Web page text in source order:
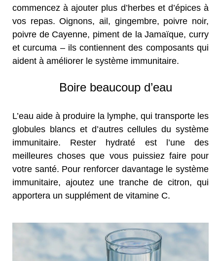
commencez à ajouter plus d’herbes et d’épices à
vos repas. Oignons, ail, gingembre, poivre noir,
poivre de Cayenne, piment de la Jamaïque, curry
et curcuma – ils contiennent des composants qui
aident à améliorer le système immunitaire.
Boire beaucoup d’eau
L’eau aide à produire la lymphe, qui transporte les
globules blancs et d’autres cellules du système
immunitaire. Rester hydraté est l’une des
meilleures choses que vous puissiez faire pour
votre santé. Pour renforcer davantage le système
immunitaire, ajoutez une tranche de citron, qui
apportera un supplément de vitamine C.